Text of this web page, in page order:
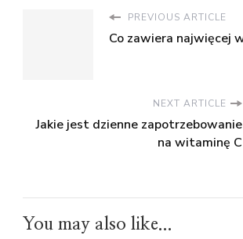
PREVIOUS ARTICLE
Co zawiera najwięcej
NEXT ARTICLE
Jakie jest dzienne zapotrzebowanie
na witaminę C
You may also like...